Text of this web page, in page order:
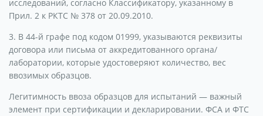
исследований, согласно Классификатору, указанному в
Прил. 2 к РКТС № 378 от 20.09.2010.
3. В 44-й графе под кодом 01999, указываются реквизиты
договора или письма от аккредитованного органа/
лаборатории, которые удостоверяют количество, вес
ввозимых образцов.
Легитимность ввоза образцов для испытаний — важный
элемент при сертификации и декларировании. ФСА и ФТС